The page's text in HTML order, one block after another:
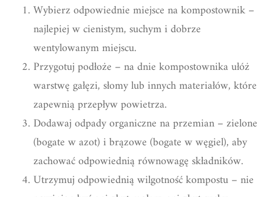
Wybierz odpowiednie miejsce na kompostownik –
najlepiej w cienistym, suchym i dobrze
wentylowanym miejscu.
Przygotuj podłoże – na dnie kompostownika ułóż
warstwę gałęzi, słomy lub innych materiałów, które
zapewnią przepływ powietrza.
Dodawaj odpady organiczne na przemian – zielone
(bogate w azot) i brązowe (bogate w węgiel), aby
zachować odpowiednią równowagę składników.
Utrzymuj odpowiednią wilgotność kompostu – nie